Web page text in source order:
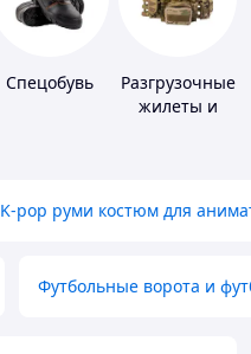
Спецобувь
Разгрузочные
жилеты и
K-pop руми костюм для
Футбольные ворота и